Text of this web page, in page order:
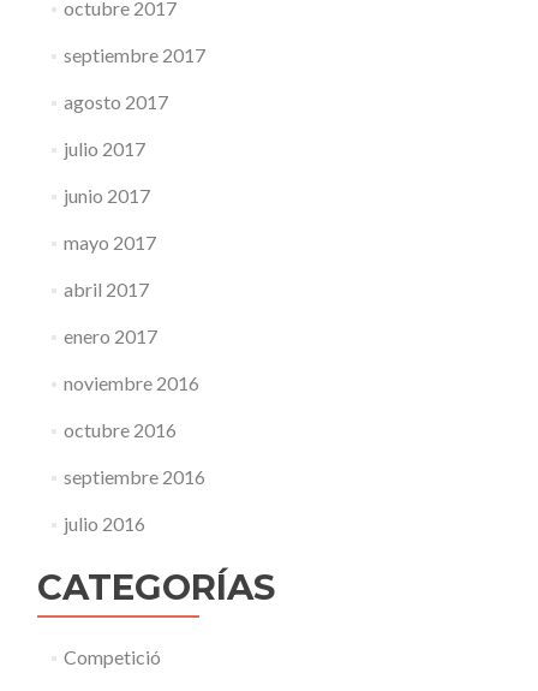
octubre 2017
septiembre 2017
agosto 2017
julio 2017
junio 2017
mayo 2017
abril 2017
enero 2017
noviembre 2016
octubre 2016
septiembre 2016
julio 2016
CATEGORÍAS
Competició